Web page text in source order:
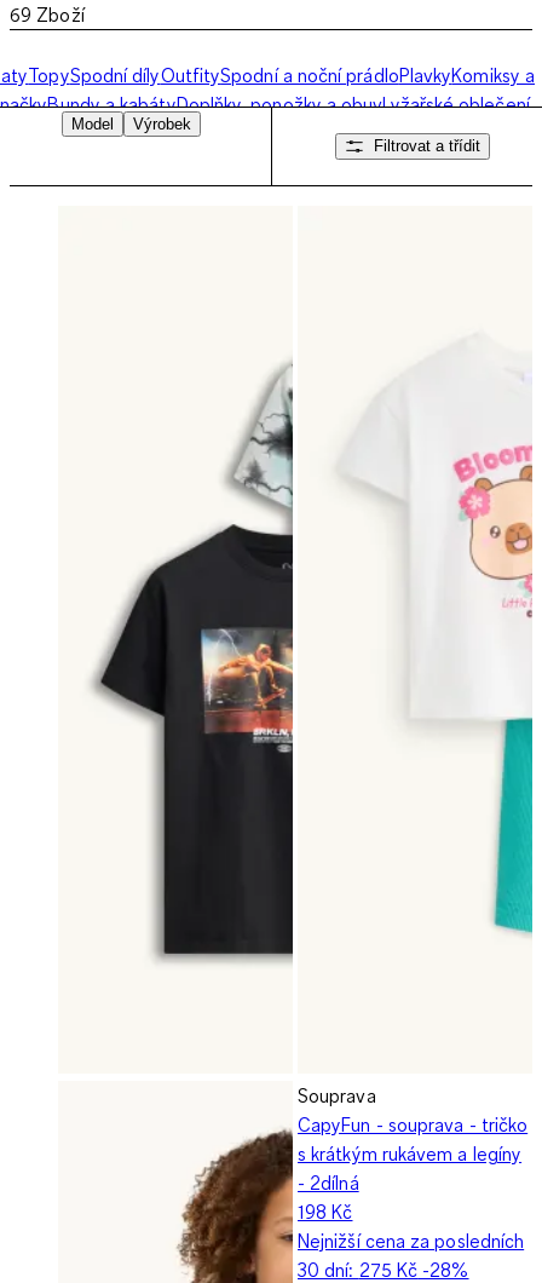
69 Zboží
TopySpodní dílyOutfitySpodní a noční prádloPlavkyKomiksy a
Bundy a kabátyDoplňky, ponožky a obuvLyžařské oblečení
Model
Výrobek
Filtrovat a třídit
Souprava
CapyFun - souprava - tričko
s krátkým rukávem a legíny
- 2dílná
198 Kč
Nejnižší cena za posledních
30 dní: 275 Kč -28%